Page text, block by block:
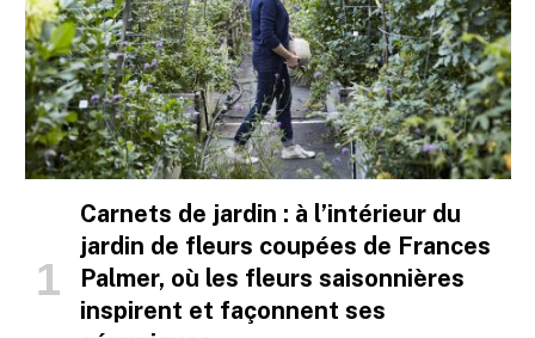
Carnets de jardin : à l’intérieur du
jardin de fleurs coupées de Frances
Palmer, où les fleurs saisonnières
inspirent et façonnent ses